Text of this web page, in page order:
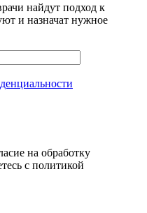
найдут подход к
и назначат нужное
на обработку
c политикой